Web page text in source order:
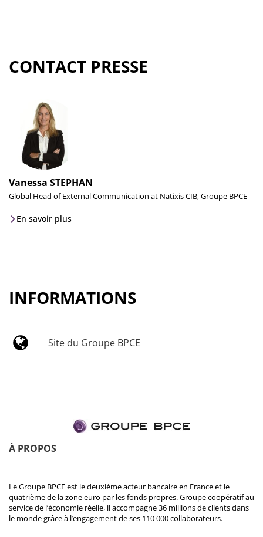
CONTACT PRESSE
Vanessa STEPHAN
Global Head of External Communication at Natixis CIB, Groupe BPCE
En savoir plus
INFORMATIONS
Site du Groupe BPCE
À PROPOS
Le Groupe BPCE est le deuxième acteur bancaire en France et le
quatrième de la zone euro par les fonds propres. Groupe coopératif au
service de l’économie réelle, il accompagne 36 millions de clients dans
le monde grâce à l’engagement de ses 110 000 collaborateurs.